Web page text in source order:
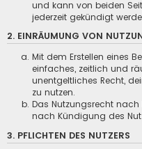
und kann von beiden
jederzeit gekündigt
2. EINRÄUMUNG VON
Mit dem Erstellen eines
einfaches, zeitlich und
unentgeltliches Recht,
zu nutzen.
Das Nutzungsrecht nach
nach Kündigung des
3. PFLICHTEN DES NUTZERS